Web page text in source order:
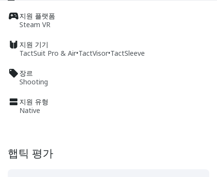
지원 플랫폼
Steam VR
지원 기기
TactSuit Pro & Air•TactVisor•TactSleeve
장르
Shooting
지원 유형
Native
햅틱 평가